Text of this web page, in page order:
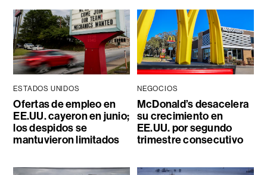
ESTADOS UNIDOS
Ofertas de empleo en
EE.UU. cayeron en junio;
los despidos se
mantuvieron limitados
NEGOCIOS
McDonald’s desacelera
su crecimiento en
EE.UU. por segundo
trimestre consecutivo